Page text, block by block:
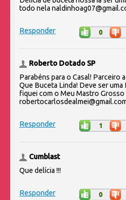
todo nela
Responder 0
Roberto Dotado SP
Parabéns para o Casal! Parceiro
Que Buceta Linda! Deve ser
fiquei com o Meu Mastro
Responder 1
Cumblast
Que delícia !!!
Responder 0